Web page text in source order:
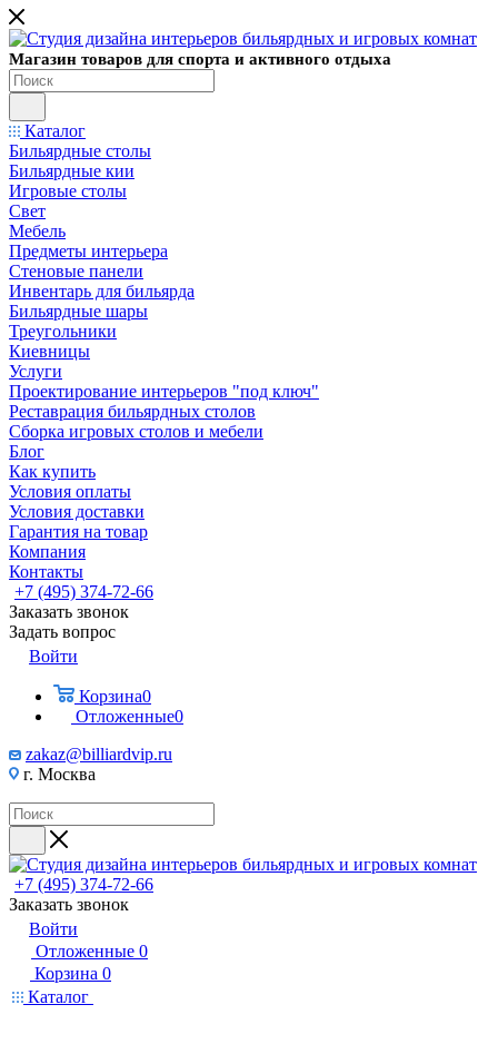
Магазин товаров для спорта и активного отдыха
Каталог
Бильярдные столы
Бильярдные кии
Игровые столы
Свет
Мебель
Предметы интерьера
Стеновые панели
Инвентарь для бильярда
Бильярдные шары
Треугольники
Киевницы
Услуги
Проектирование интерьеров "под ключ"
Реставрация бильярдных столов
Сборка игровых столов и мебели
Блог
Как купить
Условия оплаты
Условия доставки
Гарантия на товар
Компания
Контакты
+7 (495) 374-72-66
Заказать звонок
Задать вопрос
Войти
Корзина0
Отложенные0
zakaz@billiardvip.ru
г. Москва
+7 (495) 374-72-66
Заказать звонок
Войти
Отложенные 0
Корзина 0
Каталог